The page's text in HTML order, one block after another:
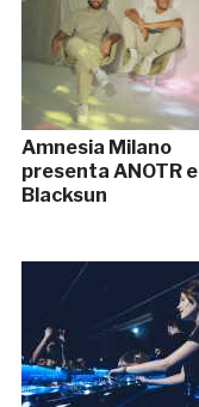
Amnesia Milano
presenta ANOTR e
Blacksun